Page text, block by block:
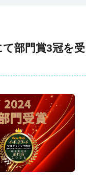
て部門賞3冠を受